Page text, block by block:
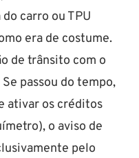
carro ou TPU
era de costume.
de trânsito com o
passou do tempo,
ativar os créditos
o aviso de
pelo